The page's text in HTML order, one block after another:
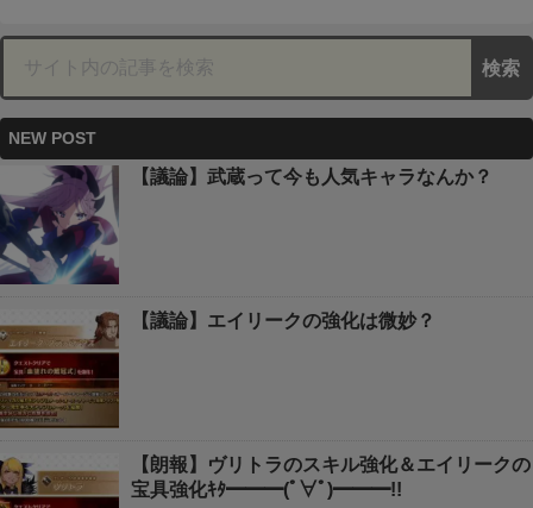
NEW POST
【議論】武蔵って今も人気キャラなんか？
【議論】エイリークの強化は微妙？
【朗報】ヴリトラのスキル強化＆エイリークの
宝具強化ｷﾀ━━━(ﾟ∀ﾟ)━━━!!